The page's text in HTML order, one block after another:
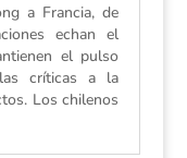
a Francia, de
echan el
el pulso
críticas a la
Los chilenos